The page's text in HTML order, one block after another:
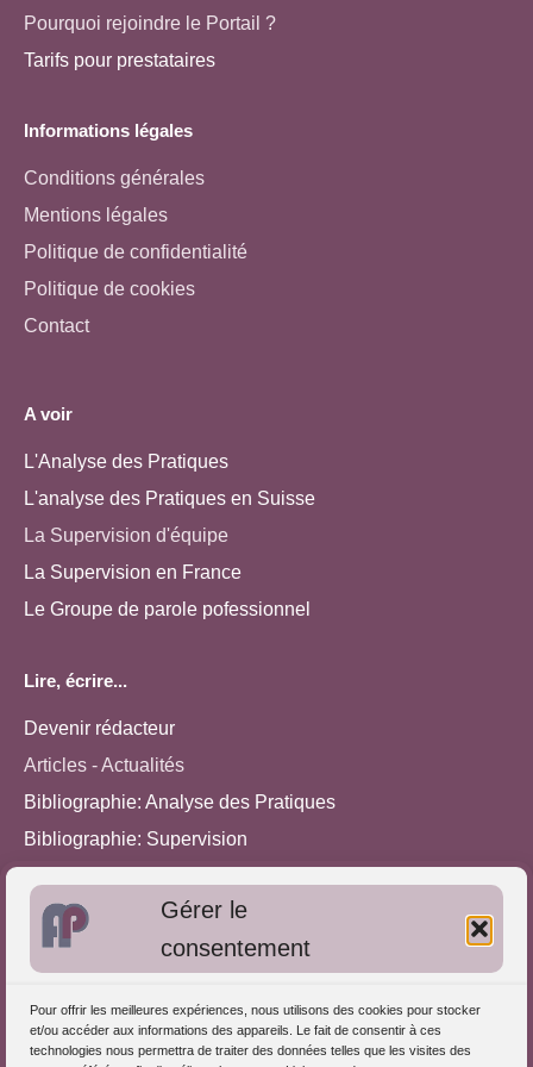
Gérer le
consentement
Pour offrir les meilleures expériences, nous utilisons des cookies pour stocker
et/ou accéder aux informations des appareils. Le fait de consentir à ces
technologies nous permettra de traiter des données telles que les visites des
Pourquoi rejoindre le Portail ?
Tarifs pour prestataires
Informations légales
Conditions générales
Mentions légales
Politique de confidentialité
Politique de cookies
Contact
A voir
L'Analyse des Pratiques
L'analyse des Pratiques en Suisse
La Supervision d'équipe
La Supervision en France
Le Groupe de parole pofessionnel
Lire, écrire...
Devenir rédacteur
Articles - Actualités
Bibliographie: Analyse des Pratiques
Bibliographie: Supervision
Approches de l'Analyse des pratiques
S'inscrire dans l'Annuaire